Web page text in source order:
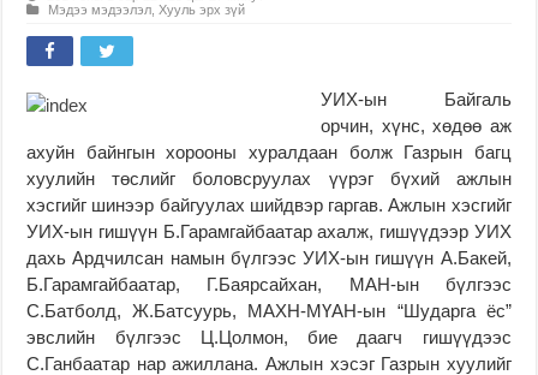
Мэдээ мэдээлэл ,Хууль эрх зүй
УИХ-ын Байгаль
орчин, хүнс, хөдөө аж
ахуйн байнгын хорооны хуралдаан болж Газрын багц
хуулийн төслийг боловсруулах үүрэг бүхий ажлын
хэсгийг шинээр байгуулах шийдвэр гаргав. Ажлын хэсгийг
УИХ-ын гишүүн Б.Гарамгайбаатар ахалж, гишүүдээр УИХ
дахь Ардчилсан намын бүлгээс УИХ-ын гишүүн А.Бакей,
Б.Гарамгайбаатар, Г.Баярсайхан, МАН-ын бүлгээс
С.Батболд, Ж.Батсуурь, МАХН-МҮАН-ын “Шударга ёс”
эвслийн бүлгээс Ц.Цолмон, бие даагч гишүүдээс
С.Ганбаатар нар ажиллана. Ажлын хэсэг Газрын хуулийг